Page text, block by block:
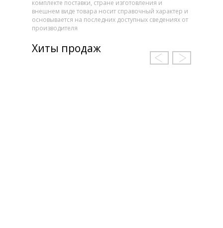
комплекте поставки, стране изготовления и
внешнем виде товара носит справочный характер и
основывается на последних доступных сведениях от
производителя
Хиты продаж